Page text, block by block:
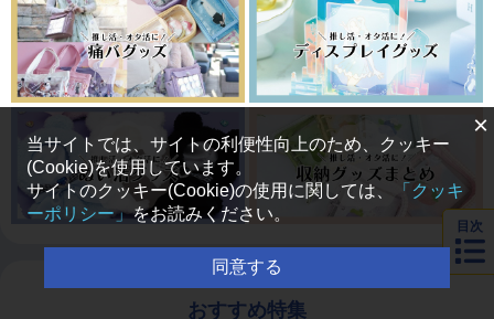
おすすめ特集
目次
×
当サイトでは、サイトの利便性向上のため、クッキー
(Cookie)を使用しています。
サイトのクッキー(Cookie)の使用に関しては、
「クッキ
ーポリシー」をお読みください。
同意する